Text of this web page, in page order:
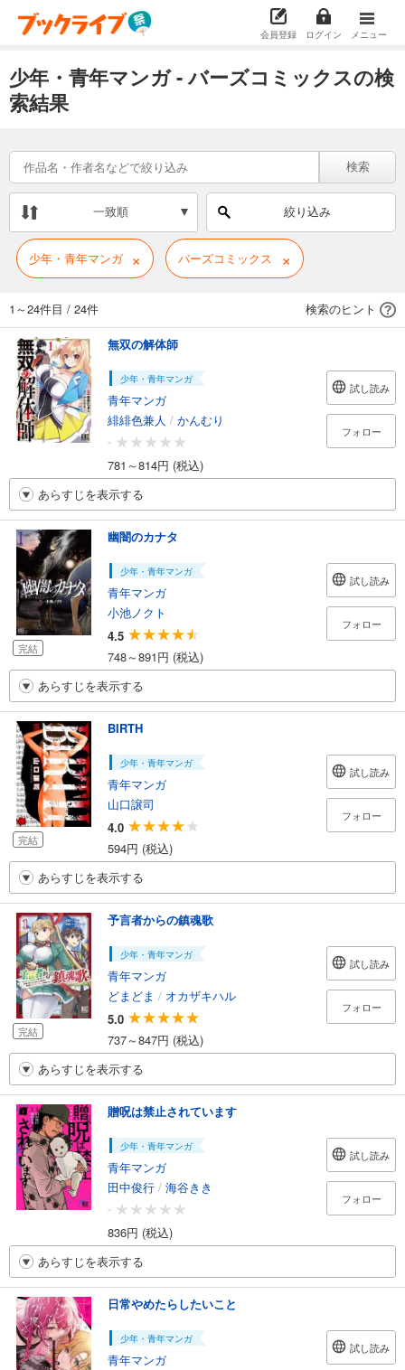
会員登録 ログイン メニュー
少年・青年マンガ - バーズコミックスの検
索結果
検索
一致順 絞り込み
少年・青年マンガ × バーズコミックス ×
1～24件目 / 24件 検索のヒント
無双の解体師
少年・青年マンガ
青年マンガ
緋緋色兼人 / かんむり
-
781～814円 (税込)
試し読み
フォロー
あらすじを表示する
完結
幽闇のカナタ
少年・青年マンガ
青年マンガ
小池ノクト
4.5
748～891円 (税込)
試し読み
フォロー
あらすじを表示する
完結
BIRTH
少年・青年マンガ
青年マンガ
山口譲司
4.0
594円 (税込)
試し読み
フォロー
あらすじを表示する
完結
予言者からの鎮魂歌
少年・青年マンガ
青年マンガ
どまどま / オカザキハル
5.0
737～847円 (税込)
試し読み
フォロー
あらすじを表示する
贈呪は禁止されています
少年・青年マンガ
青年マンガ
田中俊行 / 海谷きき
-
836円 (税込)
試し読み
フォロー
あらすじを表示する
日常やめたらしたいこと
少年・青年マンガ
青年マンガ
試し読み